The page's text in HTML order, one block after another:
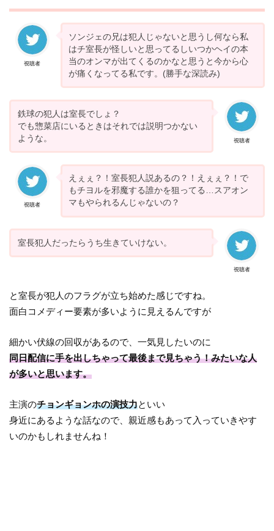
視聴者
ソンジェの兄は犯人じゃないと思うし何なら私
はチ室長が怪しいと思ってるしいつかヘイの本
当のオンマが出てくるのかなと思うと今から心
が痛くなってる私です。(勝手な深読み)
視聴者
鉄球の犯人は室長でしょ？
でも惣菜店にいるときはそれでは説明つかない
ような。
視聴者
えぇぇ？！室長犯人説あるの？！えぇぇ？！で
もチヨルを邪魔する誰かを狙ってる…スアオン
マもやられるんじゃないの？
視聴者
室長犯人だったらうち生きていけない。
と室長が犯人のフラグが立ち始めた感じですね。
面白コメディー要素が多いように見えるんですが
細かい伏線の回収があるので、一気見したいのに
同日配信に手を出しちゃって最後まで見ちゃう！みたいな人
が多いと思います。
主演のチョンギョンホの演技力といい
身近にあるような話なので、親近感もあって入っていきやす
いのかもしれませんね！